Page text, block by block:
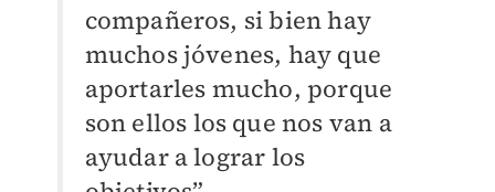
compañeros, si bien hay
muchos jóvenes, hay que
aportarles mucho, porque
son ellos los que nos van a
ayudar a lograr los